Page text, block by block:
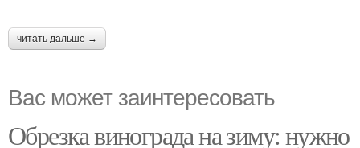
читать дальше →
Вас может заинтересовать
Обрезка винограда на зиму: нужно